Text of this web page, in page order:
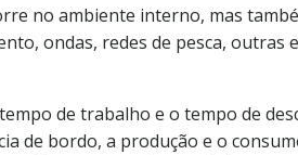
no ambiente interno, mas
ondas, redes de pesca, outras
de trabalho e o tempo de
de bordo, a produção e o